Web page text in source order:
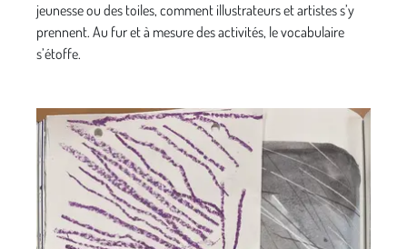
jeunesse ou des toiles, comment illustrateurs et artistes s’y
prennent. Au fur et à mesure des activités, le vocabulaire
s’étoffe.